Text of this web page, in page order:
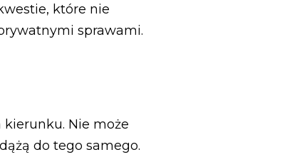
które nie
sprawami.
Nie może
do tego samego.